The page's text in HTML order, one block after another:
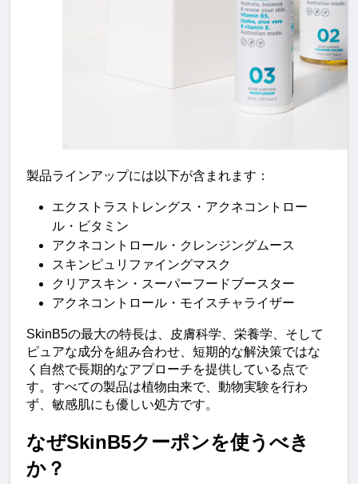
製品ラインアップには以下が含まれます：
エクストラストレングス・アクネコントロー
ル・ビタミン
アクネコントロール・クレンジングムース
スキンピュリファイングマスク
クリアスキン・スーパーフードブースター
アクネコントロール・モイスチャライザー
SkinB5の最大の特長は、皮膚科学、栄養学、そして
ピュアな成分を組み合わせ、短期的な解決策ではな
く自然で長期的なアプローチを提供している点で
す。すべての製品は植物由来で、動物実験を行わ
ず、敏感肌にも優しい処方です。
なぜSkinB5クーポンを使うべき
か？